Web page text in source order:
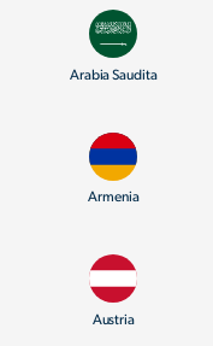
Arabia Saudita
Armenia
Austria